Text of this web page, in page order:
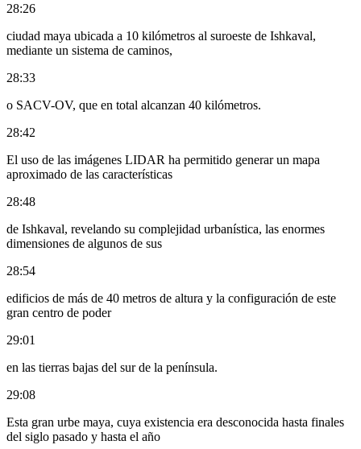
28:26
ciudad maya ubicada a 10 kilómetros al suroeste de Ishkaval,
mediante un sistema de caminos,
28:33
o SACV-OV, que en total alcanzan 40 kilómetros.
28:42
El uso de las imágenes LIDAR ha permitido generar un mapa
aproximado de las características
28:48
de Ishkaval, revelando su complejidad urbanística, las enormes
dimensiones de algunos de sus
28:54
edificios de más de 40 metros de altura y la configuración de este
gran centro de poder
29:01
en las tierras bajas del sur de la península.
29:08
Esta gran urbe maya, cuya existencia era desconocida hasta finales
del siglo pasado y hasta el año